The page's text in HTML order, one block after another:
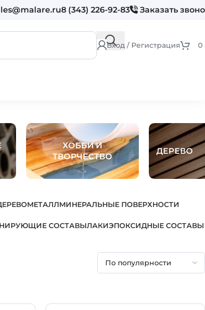
8 (343) 226-92-83 Заказать
Вход / Регистрация 0
ХОББИ И
ТВОРЧЕСТВО
ДЕРЕВО
МЕТАЛЛМИНЕРАЛЬНЫЕ ПОВЕРХНОСТИ
СОСТАВЫЛАКИЭПОКСИДНЫЕ СОСТАВЫ